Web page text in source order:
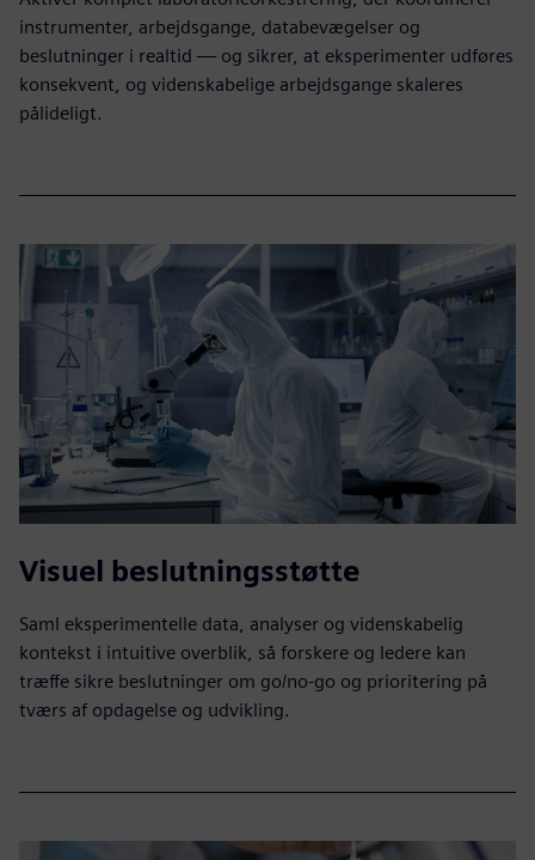
instrumenter, arbejdsgange, databevægelser og
beslutninger i realtid — og sikrer, at eksperimenter udføres
konsekvent, og videnskabelige arbejdsgange skaleres
pålideligt.
Visuel beslutningsstøtte
Saml eksperimentelle data, analyser og videnskabelig
kontekst i intuitive overblik, så forskere og ledere kan
træffe sikre beslutninger om go/no-go og prioritering på
tværs af opdagelse og udvikling.